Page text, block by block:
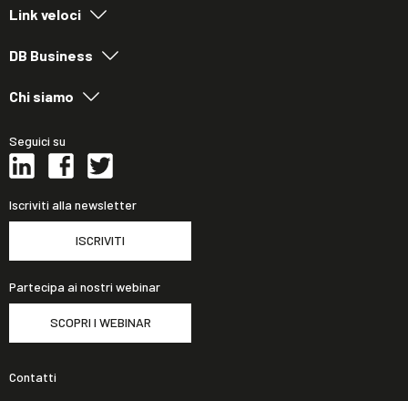
Link veloci
DB Business
Chi siamo
Seguici su
Iscriviti alla newsletter
ISCRIVITI
Partecipa ai nostri webinar
SCOPRI I WEBINAR
Contatti